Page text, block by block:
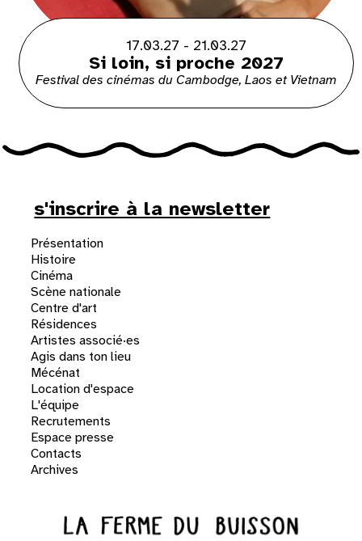
17.03.27 - 21.03.27
Si loin, si proche 2027
Festival des cinémas du Cambodge, Laos et Vietnam
s'inscrire à la newsletter
Présentation
Histoire
Cinéma
Scène nationale
Centre d'art
Résidences
Artistes associé·es
Agis dans ton lieu
Mécénat
Location d'espace
L'équipe
Recrutements
Espace presse
Contacts
Archives